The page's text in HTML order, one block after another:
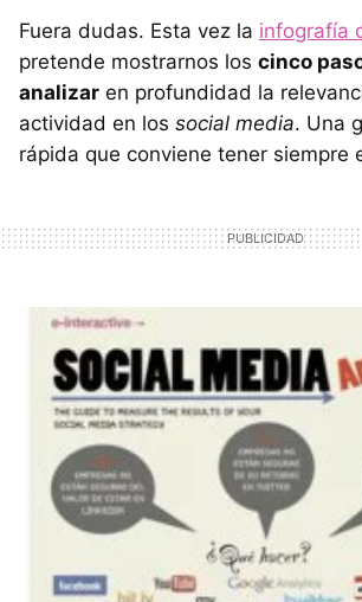
Fuera dudas. Esta vez la infografía
pretende mostrarnos los cinco
analizar en profundidad la
actividad en los social media. Una
rápida que conviene tener siempre